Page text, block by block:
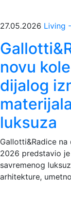
27.05.2026 Living
novu
dijalog
luksuza
Gallotti&Radice
2026 predstavio
savremenog
arhitekture,